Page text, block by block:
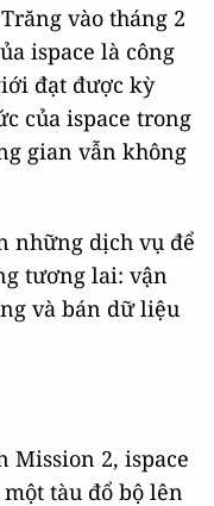
vào tháng 2
ispace là công
đạt được kỳ
của ispace trong
gian vẫn không
những dịch vụ để
tương lai: vận
và bán dữ liệu
Mission 2, ispace
tàu đổ bộ lên